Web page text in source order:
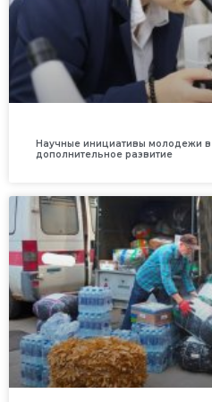
Научные инициативы молодежи
дополнительное развитие